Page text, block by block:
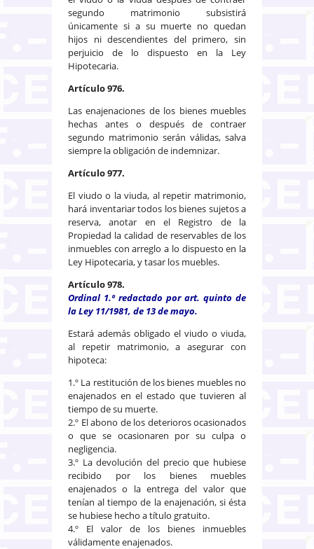
segundo matrimonio subsistirá
únicamente si a su muerte no quedan
hijos ni descendientes del primero, sin
perjuicio de lo dispuesto en la Ley
Hipotecaria.
Artículo 976.
Las enajenaciones de los bienes muebles
hechas antes o después de contraer
segundo matrimonio serán válidas, salva
siempre la obligación de indemnizar.
Artículo 977.
El viudo o la viuda, al repetir matrimonio,
hará inventariar todos los bienes sujetos a
reserva, anotar en el Registro de la
Propiedad la calidad de reservables de los
inmuebles con arreglo a lo dispuesto en la
Ley Hipotecaria, y tasar los muebles.
Artículo 978.
Ordinal 1.º redactado por art. quinto de
la Ley 11/1981, de 13 de mayo.
Estará además obligado el viudo o viuda,
al repetir matrimonio, a asegurar con
hipoteca:
1.º La restitución de los bienes muebles no
enajenados en el estado que tuvieren al
tiempo de su muerte.
2.º El abono de los deterioros ocasionados
o que se ocasionaren por su culpa o
negligencia.
3.º La devolución del precio que hubiese
recibido por los bienes muebles
enajenados o la entrega del valor que
tenían al tiempo de la enajenación, si ésta
se hubiese hecho a título gratuito.
4.º El valor de los bienes inmuebles
válidamente enajenados.